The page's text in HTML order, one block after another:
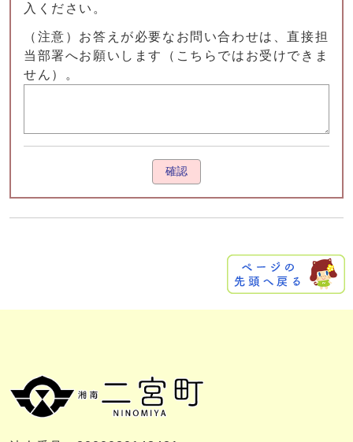
入ください。
（注意）お答えが必要なお問い合わせは、直接担
当部署へお願いします（こちらではお受けできま
せん）。
確認